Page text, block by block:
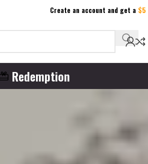
Create an account and get a $5
Redemption